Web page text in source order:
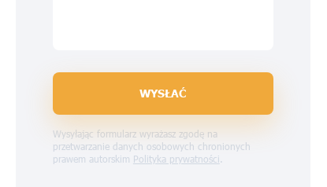
WYSŁAĆ
Wysyłając formularz wyrażasz zgodę na
przetwarzanie danych osobowych chronionych
prawem autorskim Polityka prywatności.